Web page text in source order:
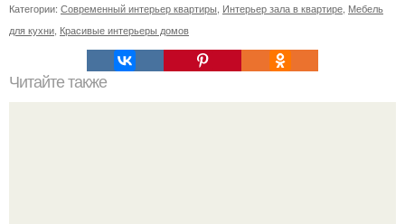
Категории: Современный интерьер квартиры Интерьер зала в квартире Мебель
для кухни Красивые интерьеры домов
Читайте также